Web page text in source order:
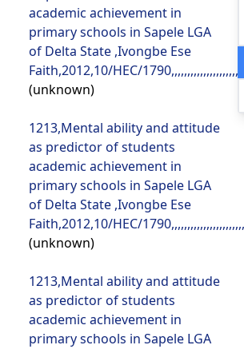
(unknown)
1213,Mental ability and attitude as predictor of students academic achievement in primary schools in Sapele LGA of Delta State ,Ivongbe Ese Faith,2012,10/HEC/1790,,,,,,,,,,,,,,,,,,,,,,,,,,,,,,,,,,,,,,,,,,,,,,,,,,,,,,,,,,,,,,,,,,,,,,,,,,,,,,,,,,,,,,,,,,,,,,,,,,,,,,,,,,,,,,,,,,,,,,,,,,,,,,,,,,,,,,,,,,,,,,,,,,,,,,,,,,,,,,,,,,,,,,,,,,,,,,,,,,,,,,,,,,,,,,,,,,,,,,,,,,,,,,,,,,,,,,,,,,,,,,,,,,,,,,,,,,,,,,,,,,,,,,,,,,,,,,,,,,,,,,,,,,,,,,,,,,,,,,,,,,,,,,,,,,,,,,,,,,,,,,,,,,,,,,,,,,,,,,,,,,,,,,,,,,,,,,,,,,,,,,,,,,,,,,,,,,,,,,,,,,,,,,,,,,,,,,,,,,,,,,,,,,,,,,,,,,,,,,,,,,,,,,,,,,,,,,,,,,,,,,,,,,,,,,,,,,,,,,,,,,,,,,,,,,,,,,,,,,,,,,,,,,,,,,,,,,,,,,,,,,,,,,,,,,,,,,,,,,,,,,,,,,,,,,,,,,,,,,,,,,,,,,,,,,,,,,,,,,,,,,,,,,,,,,,,,,,,,,,,,,,,,,,,,,,,,,,,,,,,,,,,,,,,,,,,,,,,,,,,,,,,,,,,,,,,,,,,,,,,,,,,,,,,,,,,,,,,,,,,,,,,,,,,,,,,,,,,,,,,,,,,,,,,,,,,,,,,,,,,,,,,,,,,,,,,,,,,,,,,,,,,,,,,,,,,,,,,,,,,,,,,,,,,,,,,,,,,,,,,,,,,,,,,,,,,,,,,,,,,,,,,,,,,,,,,,,,,,,,,,,,,,,,,,,,,,,,,,,,,,,,,,,,,,,,,,,,,,,,,,,,,,,,,,,,,,,,,,,,,,,,,,,,,,,,,,,,,,,,,,,,,,,,,,,,,,,,,,,,,,,,,,,,,,,,,,,,,,,,,,,,,,,,,,,,,,,,,,,,,,,,,,,,,,,,,,,,,,,,,,,,,,,,,,,,,,,,,,,,,,,,,,,,,,,,,,,,,,,,,,,,,,,,,,,,,,,,,,,,,,,,,,,,,,,,,,,,,,,,,,,,,,,,,,,,,,,,,,,,,,,,,,,,,,,,,,,,,,,,,,,,,,,,,,,,,,,,,,,,,,,,,,,,,,,,,,,,,,,,,,,,,,,,,,,,,,,,,,,,,,,,,,,,,,,,,,,,,,,,,,,,,,,,,,,,,,,,,,,,,,,,,,,,,,,,,,,,,,,,,,,,,,,,,,,,,,,,,,,,,,,,,,,,,,,,,,,,,,,,,,,,,,,,,,,,,,,,,,,,,,,,,,,,,,,,,,,,,,,,,,,,,,,,,,,,,,,,,,,,,,,,,,,,,,,,,,,,,,,,,,,,,,,,,,,,,,,,,,,,,,,,,,,,,,,,,,,,,,,,,,,,,,,,,,,,,,,,,,,,,,,,,,,,,,,,,,,,,,,,,,,,,,,,,,,,,,,,,,,,,,,,,,,,,,,,,,,,,,,,,,,,,,,,,,,,,,,,,,,,,,,,,,,,,,,,,,,,,,,,,,,,,,,,,,,,,,,,,,,,,,,,,,,,,,,,,,,,,,,,,,,,,,,,,,,,,,,,,,,,,,,,,,,,,,,,,,,,,,,,,,,,,,,,,,,,,,,,,,,,,,,,,,,,,,,,,,,,,,,,,,,,,,,,,,,,,,,,,,,,,,,,,,,,,,,,,,,,,,,,,,,,,,,,,,,,,,,,,,,,,,,,,,,,,,,,,,,,,,,,,,,,,,,,,,,,,,,,,,,,,,,,,,,,,,,,,,,,,,,,,,,,,,,,,,,,,,,,,,,,,,,,,,,,,,,,,,,,,,,,,,,,,,,,,,,,,,,,,,,,,,,,,,,,,,,,,,,,,,,,,,,,,,,,,,,,,,,,,,,,,,,,,,,,,,,,,,,,,,,,,,,,,,,,,,,,,,,,,,,,,,,,,,,,,,,,,,,,,,,,,,,,,,,,,,,,,,,,,,,,,,,,,,,,,,,,,,,,,,,,,,,,,,,,,,,,,,,,,,,,,,,,,,,,,,,,,,,,,,,,,,,,,,,,,,,,,,,,,,,,,,,,,,,,,,,,,,,,,,,,,,,,,,,,,,,,,,,,,,,,,,,,,,,,,,,,,,,,,,,,,,,,,,,,,,,,,,,,,,,,,,,,,,,,,,,,,,,,,,,,,,,,,,,,,,,,,,,,,,,,,,,,,,,,,,,,,,,,,,,,,,,,,,,,,,,,,,,,,,,,,,,,,,,,,,,,,,,,,,,,,,,,,,,,,,,,,,,,,,,,,,,,,,,,,,,,,,,,,,,,,,,,,,,,,,,,,,,,,,,,,,,,,,,,,,,,,,,,,,,,,,,,,,,,,,,,,,,,,,,,,,,,,,,,,,,,,,,,,,,,,,,,,,,,,,,,,,,,,,,,,,,,,,,,,,,,,,,,,,,,,,,,,,,,,,,,,,,,,,,,,,,,,,,,,,,,,,,,,,,,,,,,,,,,,,,,,,,,,,,,,,,,,,,,,,,,,,,,,,,,,,,,,,,,,,,,,,,,,,,,,,,,,,,,,,,,,,,,,,,,,,,,,,,,,,,,,,,,,,,,,,,,,,,,,,,,,,,,,,,,,,,,,,,,,,,,,,,,,,,,,,,,,,,,,,,,,,,,,,,,,,,,,,,,,,,,,,,,,,,,,,,,,,,,,,,,,,,,,,,,,,,,,,,,,,,,,,,,,,,,,,,,,,,,,,,,,,,,,,,,,,,,,,,,,,,,,,,,,,,,,,,,,,,,,,,,,,,,,,,,,,,,,,,,,,,,,,,,,,,,,,,,,,,,,,,,,,,,,,,,,,,,,,,,,,,,,,,,,,,,,,,,,,,,,,,,,,,,,,,,,,,,,,,,,,,,,,,,,,,,,,,,,,,,,,,,,,,,,,,,,,,,,,,,,,,,,,,,,,,,,,,,,,,,,,,,,,,,,,,,,,,,,,,,,,,,,,,,,,,,,,,,,,,,,,,,,,,,,,,,,,,,,,,,,,,,,,,,,,,,,,,,,,,,,,,,,,,,,,,,,,,,,,,,,,,,,,,,,,,,,,,,,,,,,,,,,,,,,,,,,,,,,,,,,,,,,,,,,,,,,,,,,,,,,,,,,,,,,,,,,,,,,,,,,,,,,,,,,,,,,,,,,,,,,,,,,,,,,,,,,,,,,,,,,,,,,,,,,,,,,,,,,,,,,,,,,,,,,,,,,,,,,,,,,,,,,,,,,,,,,,,,,,,,,,,,,,,,,,,,,,,,,,,,,,,,,,,,,,,,,,,,,,,,,,,,,,,,,,,,,,,,,,,,,,,,,,,,,,,,,,,,,,,,,,,,,,,,,,,,,,,,,,,,,,,,,,,,,,,,,,,,,,,,,,,,,,,,,,,,,,,,,,,,,,,,,,,,,,,,,,,,,,,,,,,,,,,,,,,,,,,,,,,,,,,,,,,,,,,,,,,,,,,,,,,,,,,,,,,,,,,,,,,,,,,,,,,,,,,,,,,,,,,,,,,,,,,,,,,,,,,,,,,,,,,,,,,,,,,,,,,,,,,,,,,,,,,,,,,,,,,,,,,,,,,,,,,,,,,,,,,,,,,,,,,,,,,,,,,,,,,,,,,,,,,,,,,,,,,,,,,,,,,,,,,,,,,,,,,,,,,,,,,,,,,,,,,,,,,,,,,,,,,,,,,,,,,,,,,,,,,,,,,,,,,,,,,,,,,,,,,,,,,,,,,,,,,,,,,,,,,,,,,,,,,,,,,,,,,,,,,,,,,,,,,,,,,,,,,,,,,,,,,,,,,,,,,,,,,,,,,,,,,,,,,,,,,,,,,,,,,,,,,,,,,,,,,,,,,,,,,,,,,,,,,,,,,,,,,,,,,,,,,,,,,,,,,,,,,,,,,,,,,,,,,,,,,,,,,,,,,,,,,,,,,,,,,,,,,,,,,,,,,,,,,,,,,,,,,,,,,,,,,,,,,,,,,,,,,,,,,,,,,,,,,,,,,,,,,,,,,,,,,,,,,,,,,,,,,,,,,,,,,,,,,,,,,,,,,,,,,,,,,,,,,,,,,,,,,,,,,,,,,,,,,,,,,,,,,,,,,,,,,,,,,,,,,,,,,,,,,,,,,,,,,,,,,,,,,,,,,,,,,,,,,,,,,,,,,,,,,,,,,,,,,,,,,,,,,,,,,,,,,,,,,,,,,,,,,,,,,,,,,,,,,,,,,,,,,,,,,,,,,,,,,,,,,,,,,,,,,,,,,,,,,,,,,,,,,,,,,,,,,,,,,,,,,,,,,,,,,,,,,,,,,,,,,,,,,,,,,,,,,,,,,,,,,,,,,,,,,,,,,,,,,,,,,,,,,,,,,,,,,,,,,,,,,,,,,,,,,,,,,,,,,,,,,,,,,,,,,,,,,,,,,,,,,,,,,,,,,,,,,,,,,,,,,,,,,,,,,,,,,,,,,,,,,,,,,,,,,,,,,,,,,,,,,,,,,,,,,,,,,,,,,,,,,,,,,,,,,,,,,,,,,,,,,,,,,,,,,,,,,,,,,,,,,,,,,,,,,,,,,,,,,,,,,,,,,,,,,,,,,,,,,,,,,,,,,,,,,,,,,,,,,,,,,,,,,,,,,,,,,,,,,,,,,,,,,,,,,,,,,,,,,,,,,,,,,,,,,,,,,,,,,,,,,,,,,,,,,,,,,,,,,,,,,,,,,,,,,,,,,,,,,,,,,,,,,,,,,,,,,,,,,,,,,,,,,,,,,,,,,,,,,,,,,,,,,,,,,,,,,,,,,,,,,,,,,,,,,,,,,,,,,,,,,,,,,,,,,,,,,,,,,,,,,,,,,,,,,,,,,,,,,,,,,,,,,,,,,,,,,,,,,,,,,,,,,,,,,,,,,,,,,,,,,,,,,,,,,,,,,,,,,,,,,,,,,,,,,,,,,,,,,,,,,,,,,,,,,,,,,,,,,,,,,,,,,,,,,,,,,,,,,,,,,,,,,,,,,,,,,,,,,,,,,,,,,,,,,,,,,,,,,,,,,,,,,,,,,,,,,,,,,,,,,,,,,,,,,,,,,,,,,,,,,,,,,,,,,,,,,,,,,,,,,,,,,,,,,,,,,,,,,,,,,,,,,,,,,,,,,,,,,,,,,,,,,,,,,,,,,,,,,,,,,,,,,,,,,,,,,,,,,,,,,,,,,,,,,,,,,,,,,,,,,,,,,,,,,,,,,,,,,,,,,,,,,,,,,,,,,,,,,,,,,,,,,,,,,,,,,,,,,,,,,,,,,,,,,,,,,,,,,,,,,,,,,,,,,,,,,,,,,,,,,,,,,,,,,,,,,,,,,,,,,,,,,,,,,,,,,,,,,,,,,,,,,,,,,,,,,,,,,,,,,,,,,,,,,,,,,,,,,,,,,,,,,,,,,,,,,,,,,,,,,,,,,,,,,,,,,,,,,,,,,,,,,,,,,,,,,,,,,,,,,,,,,,,,,,,,,,,,,,,,,,,,,,,,,,,,,,,,,,,,,,,,,,,,,,,,,,,,,,,,,,,,,,,,,,,,,,,,,,,,,,,,,,,,,,,,,,,,,,,,,,,,,,,,,,,,,,,,,,,,,,,,,,,,,,,,,,,,,,,,,,,,,,,,,,,,,,,,,,,,,,,,,,,,,,,,,,,,,,,,,,,,,,,,,,,,,,,,,,,,,,,,,,,,,,,,,,,,,,,,,,,,,,,,,,,,,,,,,,,,,,,,,,,,,,,,,,,,,,,,,,,,,,,,,,,,,,,,,,,,,,,,,,,,,,,,,,,,,,,,,,,,,,,,,,,,,,,,,,,,,,,,,,,,,,,,,,,,,,,,,,,,,,,,,,,,,,,,,,,,,,,,,,,,,,,,,,,,,,,,,,,,,,,,,,,,,,,,,,,,,,,,,,,,,,,,,,,,,,,,,,,,,,,,,,,,,,,,,,,,,,,,,,,,,,,,,,,,,,,,,,,,,,,,,,,,,,,,,,,,,,,,,,,,,,,,,,,,,,,,,,,,,,,,,,,,,,,,,,,,,,,,,,,,,,,,,,,,,,,,,,,,,,,,,,,,,,,,,,,,,,,,,,,,,,,,,,,,,,,,,,,,,,,,,,,,,,,,,,,,,,,,,,,,,,,,,,,,,,,,,,,,,,,,,,,,,,,,,,,,,,,,,,,,,,,,,,,,,,,,,,,,,,,,,,,,,,,,,,,,,,,,,,,,,,,,,,,,,,,,,,,,,,,,,,,,,,,,,,,,,,,,,,,,,,,,,,,,,,,,,,,,,,,,,,,,,,,,,,,,,,,,,,,,,,,,,,,,,,,,,,,,,,,,,,,,,,,,,,,,,,,,,,,,,,,,,,,,,,,,,,,,,,,,,,,,,,,,,,,,,,,,,,,,,,,,,,,,,,,,,,,,,,,,,,,,,,,,,,,,,,,,,,,,,,,,,,,,,,,,,,,,,,,,,,,,,,,,,,,,,,,,,,,,,,,,,,,,,,,,,,,,,,,,,,,,,,,,,,,,,,,,,,,,,,,,,,,,,,,,,,,,,,,,,,,,,,,,,,,,,,,,,,,,,,,,,,,,,,,,,,,,,,,,,,,,,,,,,,,,,,,,,,,,,,,,,,,,,,,,,,,,,,,,,,,,,,,,,,,,,,,,,,,,,,,,,,,,,,,,,,,,,,,,,,,,,,,,,,,,,,,,,,,,,,,,,,,,,,,,,,,,,,,,,,,,,,,,,,,,,,,,,,,,,,,,,,,,,,,,,,,,,,,,,,,,,,,,,,,,,,,,,,,,,,,,,,,,,,,,,,,,,,,,,,,,,,,,,,,,,,,,,,,,,,,,,,,,,,,,,,,,,,,,,,,,,,,,,,,,,,,,,,,,,,,,,,,,,,,,,,,,,,,,,,,,,,,,,,,,,,,,,,,,,,,,,,,,,,,,,,,,,,,,,,,,,,,,,,,,,,,,,,,,,,,,,,,,,,,,,,,,,,,,,,,,,,,,,,,,,,,,,,,,,,,,,,,,,,,,,,,,,,,,,,,,,,,,,,,,,,,,,,,,,,,,,,,,,,,,,,,,,,,,,,,,,,,,,,,,,,,,,,,,,,,,,,,,,,,,,,,,,,,,,,,,,,,,,,,,,,,,,,,,,,,,,,,,,,,,,,,,,,,,,,,,,,,,,,,,,,,,,,,,,,,,,,,,,,,,,,,,,,,,,,,,,,,,,,,,,,,,,,,,,,,,,,,,,,,,,,,,,,,,,,,,,,,,,,,,,,,,,,,,,,,,,,,,,,,,,,,,,,,,,,,,,,,,,,,,,,,,,,,,,,,,,,,,,,,,,,,,,,,,,,,,,,,,,,,,,,,,,,,,,,,,,,,,,,,,,,,,,,,,,,,,,,,,,,,,,,,,,,,,,,,,,,,,,,,,,,,,,,,,,,,,,,,,,,,,,,,,,,,,,,,,,,,,,,,,,,,,,,,,,,,,,,,,,,,,,,,,,,,,,,,,,,,,,,,,,,,,,,,,,,,,,,,,,,,,,,,,,,,,,,,,,,,,,,,,,,,,,,,,,,,,,,,,,,,,,,,,,,,,,,,,,,,,,,,,,,,,,,,,,,,,,,,,,,,,,,,,,,,,,,,,,,,,,,,,,,,,,,,,,,,,,,,,,,,,,,,,,,,,,,,,,,,,,,,,,,,,,,,,,,,,,,,,,,,,,,,,,,,,,,,,,,,,,,,,,,,,,,,,,,,,,,,,,,,,,,,,,,,,,,,,,,,,,,,,,,,,,,,,,,,,,,,,,,,,,,,,,,,,,,,,,,,,,,,,,,,,,,,,,,,,,,,,,,,,,,,,,,,,,,,,,,,,,,,,,,,,,,,,,,,,,,,,,,,,,,,,,,,,,,,,,,,,,,,,,,,,,,,,,,,,,,,,,,,,,,,,,,,,,,,,,,,,,,,,,,,,,,,,,,,,,,,,,,,,,,,,,,,,,,,,,,,,,,,,,,,,,,,,,,,,,,,,,,,,,,,,,,,,,,,,,,,,,,,,,,,,,,,,,,,,,,,,,,,,,,,,,,,,,,,,,,,,,,,,,,,,,,,,,,,,,,,,,,,,,,,,,,,,,,,,,,,,,,,,,,,,,,,,,,,,,,,,,,,,,,,,,,,,,,,,,,,,,,,,,,,,,,,,,,,,,,,,,,,,,,,,,,,,,,,,,,,,,,,,,,,,,,,,,,,,,,,,,,,,,,,,,,,,,,,,,,,,,,,,,,,,,,,,,,,,,,,,,,,,,,,,,,,,,,,,,,,,,,,,,,,,,,,,,,,,,,,,,,,,,,,,,,,,,,,,,,,,,,,,,,,,,,,,,,,,,,,,,,,,,,,,,,,,,,,,,,,,,,,,,,,,,,,,,,,,,,,,,,,,,,,,,,,,,,,,,,,,,,,,,,,,,,,,,,,,,,,,,,,,,,,,,,,,,,,,,,,,,,,,,,,,,,,,,,,,,,,,,,,,,,,,,,,,,,,,,,,,,,,,,,,,,,,,,,,,,,,,,,,,,,,,,,,,,,,,,,,,,,,,,,,,,,,,,,,,,,,,,,,,,,,,,,,,,,,,,,,,,,,,,,,,,,,,,,,,,,,,,,,,,,,,,,,,,,,,,,,,,,,,,,,,,,,,,,,,,,,,,,,,,,,,,,,,,,,,,,,,,,,,,,,,,,,,,,,,,,,,,,,,,,,,,,,,,,,,,,,,,,,,,,,,,,,,,,,,,,,,,,,,,,,,,,,,,,,,,,,,,,,,,,,,,,,,,,,,,,,,,,,,,,,,,,,,,,,,,,,,,,,,,,,,,,,,,,,,,,,,,,,,,,,,,,,,,,,,,,,,,,,,,,,,,,,,,,,,,,,,,,,,,,,,,,,,,,,,,,,,,,,,,,,,,,,,,,,,,,,,,,,,,,,,,,,,,,,,,,,,,,,,,,,,,,,,,,,,,,,,,,,,,,,,,,,,,,,,,,,,,,,,,,,,,,,,,,,,,,,,,,,,,,,,,,,,,,,,,,,,,,,,,,,,,,,,,,,,,,,,,,,,,,,,,,,,,,,,,,,,,,,,,,,,,,,,,,,,,,,,,,,,,,,,,,,,,,,,,,,,,,,,,,,,,,,,,,,,,,,,,,,,,,,,,,,,,,,,,,,,,,,,,,,,,,,,,,,,,,,,,,,,,,,,,,,,,,,,,,,,,,,,,,,,,,,,,,,,,,,,,,,,,,,,,,,,,,,,,,,,,,,,,,,,,,,,,,,,,,,,,,,,,,,,,,,,,,,,,,,,,,,,,,,,,,,,,,,,,,,,,,,,,,,,,,,,,,,,,,,,,,,,,,,,,,,,,,,,,,,,,,,,,,,,,,,,,,,,,,,,,,,,,,,,,,,,,,,,,,,,,,,,,,,,,,,,,,,,,,,,,,,,,,,,,,,,,,,,,,,,,,,,,,,,,,,,,,,,,,,,,,,,,,,,,,,,,,,,,,,,,,,,,,,,,,,,,,,,,,,,,,,,,,,,,,,,,,,,,,,,,,,,,,,,,,,,,,,,,,,,,,,,,,,,,,,,,,,,,,,,,,,,,,,,,,,,,,,,,,,,,,,,,,,,,,,,,,,,,,,,,,,,,,,,,,,,,,,,,,,,,,,,,,,,,,,,,,,,,,,,,,,,,,,,,,,,,,,,,,,,,,,,,,,,,,,,,,,,,,,,,,,,,,,,,,,,,,,,,,,,,,,,,,,,,,,,,,,,,,,,,,,,,,,,,,,,,,,,,,,,,,,,,,,,,,,,,,,,,,,,,,,,,,,,,,,,,,,,,,,,,,,,,,,,,,,,,,,,,,,,,,,,,,,,,,,,,,,,,,,,,,,,,,,,,,,,,,,,,,,,,,,,,,,,,,,,,,,,,,,,,,,,,,,,,,,,,,,,,,,,,,,,,,,,,,,,,,,,,,,,,,,,,,,,,,,,,,,,,,,,,,,,,,,,,,,,,,,,,,,,,,,,,,,,,,,,,,,,,,,,,,,,,,,,,,,,,,,,,,,,,,,,,,,,,,,,,,,,,,,,,,,,,,,,,,,,,,,,,,,,,,,,,,,,,,,,,,,,,,,,,,,,,,,,,,,,,,,,,,,,,,,,,,,,,,,,,,,,,,,,,,,,,,,,,,,,,,,,,,,,,,,,,,,,,,,,,,,,,,,,,,,,,,,,,,,,,,,,,,,,,,,,,,,,,,,,,,,,,,,,,,,,,,,,,,,,,,,,,,,,,,,,,,,,,,,,,,,,,,,,,,,,,,,,,,,,,,,,,,,,,,,,,,,,,,,,,,,,,,,,,,,,,,,,,,,,,,,,,,,,,,,,,,,,,,,,,,,,,,,,,,,,,,,,,,,,,,,,,,,,,,,,,,,,,,,,,,,,,,,,,,,,,,,,,,,,,,,,,,,,,,,,,,,,,,,,,,,,,,,,,,,,,,,,,,,,,,,,,,,,,,,,,,,,,,,,,,,,,,,,,,,,,,,,,,,,,,,,,,,,,,,,,,,,,,,,,,,,,,,,,,,,,,,,,,,,,,,,,,,,,,,,,,,,,,,,,,,,,,,,,,,,,,,,,,,,,,,,,,,,,,,,,,,,,,,,,,,,,,,,,,,,,,,,,,,,,,,,,,,,,,,,,,,,,,,,,,,,,,,,,,,,,,,,,
(unknown)
1213,Mental ability and attitude as predictor of students academic achievement in primary schools in Sapele LGA of Delta State ,Ivongbe Ese Faith,2012,10/HEC/1790,,,,,,,,,,,,,,,,,,,,,,,,,,,,,,,,,,,,,,,,,,,,,,,,,,,,,,,,,,,,,,,,,,,,,,,,,,,,,,,,,,,,,,,,,,,,,,,,,,,,,,,,,,,,,,,,,,,,,,,,,,,,,,,,,,,,,,,,,,,,,,,,,,,,,,,,,,,,,,,,,,,,,,,,,,,,,,,,,,,,,,,,,,,,,,,,,,,,,,,,,,,,,,,,,,,,,,,,,,,,,,,,,,,,,,,,,,,,,,,,,,,,,,,,,,,,,,,,,,,,,,,,,,,,,,,,,,,,,,,,,,,,,,,,,,,,,,,,,,,,,,,,,,,,,,,,,,,,,,,,,,,,,,,,,,,,,,,,,,,,,,,,,,,,,,,,,,,,,,,,,,,,,,,,,,,,,,,,,,,,,,,,,,,,,,,,,,,,,,,,,,,,,,,,,,,,,,,,,,,,,,,,,,,,,,,,,,,,,,,,,,,,,,,,,,,,,,,,,,,,,,,,,,,,,,,,,,,,,,,,,,,,,,,,,,,,,,,,,,,,,,,,,,,,,,,,,,,,,,,,,,,,,,,,,,,,,,,,,,,,,,,,,,,,,,,,,,,,,,,,,,,,,,,,,,,,,,,,,,,,,,,,,,,,,,,,,,,,,,,,,,,,,,,,,,,,,,,,,,,,,,,,,,,,,,,,,,,,,,,,,,,,,,,,,,,,,,,,,,,,,,,,,,,,,,,,,,,,,,,,,,,,,,,,,,,,,,,,,,,,,,,,,,,,,,,,,,,,,,,,,,,,,,,,,,,,,,,,,,,,,,,,,,,,,,,,,,,,,,,,,,,,,,,,,,,,,,,,,,,,,,,,,,,,,,,,,,,,,,,,,,,,,,,,,,,,,,,,,,,,,,,,,,,,,,,,,,,,,,,,,,,,,,,,,,,,,,,,,,,,,,,,,,,,,,,,,,,,,,,,,,,,,,,,,,,,,,,,,,,,,,,,,,,,,,,,,,,,,,,,,,,,,,,,,,,,,,,,,,,,,,,,,,,,,,,,,,,,,,,,,,,,,,,,,,,,,,,,,,,,,,,,,,,,,,,,,,,,,,,,,,,,,,,,,,,,,,,,,,,,,,,,,,,,,,,,,,,,,,,,,,,,,,,,,,,,,,,,,,,,,,,,,,,,,,,,,,,,,,,,,,,,,,,,,,,,,,,,,,,,,,,,,,,,,,,,,,,,,,,,,,,,,,,,,,,,,,,,,,,,,,,,,,,,,,,,,,,,,,,,,,,,,,,,,,,,,,,,,,,,,,,,,,,,,,,,,,,,,,,,,,,,,,,,,,,,,,,,,,,,,,,,,,,,,,,,,,,,,,,,,,,,,,,,,,,,,,,,,,,,,,,,,,,,,,,,,,,,,,,,,,,,,,,,,,,,,,,,,,,,,,,,,,,,,,,,,,,,,,,,,,,,,,,,,,,,,,,,,,,,,,,,,,,,,,,,,,,,,,,,,,,,,,,,,,,,,,,,,,,,,,,,,,,,,,,,,,,,,,,,,,,,,,,,,,,,,,,,,,,,,,,,,,,,,,,,,,,,,,,,,,,,,,,,,,,,,,,,,,,,,,,,,,,,,,,,,,,,,,,,,,,,,,,,,,,,,,,,,,,,,,,,,,,,,,,,,,,,,,,,,,,,,,,,,,,,,,,,,,,,,,,,,,,,,,,,,,,,,,,,,,,,,,,,,,,,,,,,,,,,,,,,,,,,,,,,,,,,,,,,,,,,,,,,,,,,,,,,,,,,,,,,,,,,,,,,,,,,,,,,,,,,,,,,,,,,,,,,,,,,,,,,,,,,,,,,,,,,,,,,,,,,,,,,,,,,,,,,,,,,,,,,,,,,,,,,,,,,,,,,,,,,,,,,,,,,,,,,,,,,,,,,,,,,,,,,,,,,,,,,,,,,,,,,,,,,,,,,,,,,,,,,,,,,,,,,,,,,,,,,,,,,,,,,,,,,,,,,,,,,,,,,,,,,,,,,,,,,,,,,,,,,,,,,,,,,,,,,,,,,,,,,,,,,,,,,,,,,,,,,,,,,,,,,,,,,,,,,,,,,,,,,,,,,,,,,,,,,,,,,,,,,,,,,,,,,,,,,,,,,,,,,,,,,,,,,,,,,,,,,,,,,,,,,,,,,,,,,,,,,,,,,,,,,,,,,,,,,,,,,,,,,,,,,,,,,,,,,,,,,,,,,,,,,,,,,,,,,,,,,,,,,,,,,,,,,,,,,,,,,,,,,,,,,,,,,,,,,,,,,,,,,,,,,,,,,,,,,,,,,,,,,,,,,,,,,,,,,,,,,,,,,,,,,,,,,,,,,,,,,,,,,,,,,,,,,,,,,,,,,,,,,,,,,,,,,,,,,,,,,,,,,,,,,,,,,,,,,,,,,,,,,,,,,,,,,,,,,,,,,,,,,,,,,,,,,,,,,,,,,,,,,,,,,,,,,,,,,,,,,,,,,,,,,,,,,,,,,,,,,,,,,,,,,,,,,,,,,,,,,,,,,,,,,,,,,,,,,,,,,,,,,,,,,,,,,,,,,,,,,,,,,,,,,,,,,,,,,,,,,,,,,,,,,,,,,,,,,,,,,,,,,,,,,,,,,,,,,,,,,,,,,,,,,,,,,,,,,,,,,,,,,,,,,,,,,,,,,,,,,,,,,,,,,,,,,,,,,,,,,,,,,,,,,,,,,,,,,,,,,,,,,,,,,,,,,,,,,,,,,,,,,,,,,,,,,,,,,,,,,,,,,,,,,,,,,,,,,,,,,,,,,,,,,,,,,,,,,,,,,,,,,,,,,,,,,,,,,,,,,,,,,,,,,,,,,,,,,,,,,,,,,,,,,,,,,,,,,,,,,,,,,,,,,,,,,,,,,,,,,,,,,,,,,,,,,,,,,,,,,,,,,,,,,,,,,,,,,,,,,,,,,,,,,,,,,,,,,,,,,,,,,,,,,,,,,,,,,,,,,,,,,,,,,,,,,,,,,,,,,,,,,,,,,,,,,,,,,,,,,,,,,,,,,,,,,,,,,,,,,,,,,,,,,,,,,,,,,,,,,,,,,,,,,,,,,,,,,,,,,,,,,,,,,,,,,,,,,,,,,,,,,,,,,,,,,,,,,,,,,,,,,,,,,,,,,,,,,,,,,,,,,,,,,,,,,,,,,,,,,,,,,,,,,,,,,,,,,,,,,,,,,,,,,,,,,,,,,,,,,,,,,,,,,,,,,,,,,,,,,,,,,,,,,,,,,,,,,,,,,,,,,,,,,,,,,,,,,,,,,,,,,,,,,,,,,,,,,,,,,,,,,,,,,,,,,,,,,,,,,,,,,,,,,,,,,,,,,,,,,,,,,,,,,,,,,,,,,,,,,,,,,,,,,,,,,,,,,,,,,,,,,,,,,,,,,,,,,,,,,,,,,,,,,,,,,,,,,,,,,,,,,,,,,,,,,,,,,,,,,,,,,,,,,,,,,,,,,,,,,,,,,,,,,,,,,,,,,,,,,,,,,,,,,,,,,,,,,,,,,,,,,,,,,,,,,,,,,,,,,,,,,,,,,,,,,,,,,,,,,,,,,,,,,,,,,,,,,,,,,,,,,,,,,,,,,,,,,,,,,,,,,,,,,,,,,,,,,,,,,,,,,,,,,,,,,,,,,,,,,,,,,,,,,,,,,,,,,,,,,,,,,,,,,,,,,,,,,,,,,,,,,,,,,,,,,,,,,,,,,,,,,,,,,,,,,,,,,,,,,,,,,,,,,,,,,,,,,,,,,,,,,,,,,,,,,,,,,,,,,,,,,,,,,,,,,,,,,,,,,,,,,,,,,,,,,,,,,,,,,,,,,,,,,,,,,,,,,,,,,,,,,,,,,,,,,,,,,,,,,,,,,,,,,,,,,,,,,,,,,,,,,,,,,,,,,,,,,,,,,,,,,,,,,,,,,,,,,,,,,,,,,,,,,,,,,,,,,,,,,,,,,,,,,,,,,,,,,,,,,,,,,,,,,,,,,,,,,,,,,,,,,,,,,,,,,,,,,,,,,,,,,,,,,,,,,,,,,,,,,,,,,,,,,,,,,,,,,,,,,,,,,,,,,,,,,,,,,,,,,,,,,,,,,,,,,,,,,,,,,,,,,,,,,,,,,,,,,,,,,,,,,,,,,,,,,,,,,,,,,,,,,,,,,,,,,,,,,,,,,,,,,,,,,,,,,,,,,,,,,,,,,,,,,,,,,,,,,,,,,,,,,,,,,,,,,,,,,,,,,,,,,,,,,,,,,,,,,,,,,,,,,,,,,,,,,,,,,,,,,,,,,,,,,,,,,,,,,,,,,,,,,,,,,,,,,,,,,,,,,,,,,,,,,,,,,,,,,,,,,,,,,,,,,,,,,,,,,,,,,,,,,,,,,,,,,,,,,,,,,,,,,,,,,,,,,,,,,,,,,,,,,,,,,,,,,,,,,,,,,,,,,,,,,,,,,,,,,,,,,,,,,,,,,,,,,,,,,,,,,,,,,,,,,,,,,,,,,,,,,,,,,,,,,,,,,,,,,,,,,,,,,,,,,,,,,,,,,,,,,,,,,,,,,,,,,,,,,,,,,,,,,,,,,,,,,,,,,,,,,,,,,,,,,,,,,,,,,,,,,,,,,,,,,,,,,,,,,,,,,,,,,,,,,,,,,,,,,,,,,,,,,,,,,,,,,,,,,,,,,,,,,,,,,,,,,,,,,,,,,,,,,,,,,,,,,,,,,,,,,,,,,,,,,,,,,,,,,,,,,,,,,,,,,,,,,,,,,,,,,,,,,,,,,,,,,,,,,,,,,,,,,,,,,,,,,,,,,,,,,,,,,,,,,,,,,,,,,,,,,,,,,,,,,,,,,,,,,,,,,,,,,,,,,,,,,,,,,,,,,,,,,,,,,,,,,,,,,,,,,,,,,,,,,,,,,,,,,,,,,,,,,,,,,,,,,,,,,,,,,,,,,,,,,,,,,,,,,,,,,,,,,,,,,,,,,,,,,,,,,,,,,,,,,,,,,,,,,,,,,,,,,,,,,,,,,,,,,,,,,,,,,,,,,,,,,,,,,,,,,,,,,,,,,,,,,,,,,,,,,,,,,,,,,,,,,,,,,,,,,,,,,,,,,,,,,,,,,,,,,,,,,,,,,,,,,,,,,,,,,,,,,,,,,,,,,,,,,,,,,,,,,,,,,,,,,,,,,,,,,,,,,,,,,,,,,,,,,,,,,,,,,,,,,,,,,,,,,,,,,,,,,,,,,,,,,,,,,,,,,,,,,,,,,,,,,,,,,,,,,,,,,,,,,,,,,,,,,,,,,,,,,,,,,,,,,,,,,,,,,,,,,,,,,,,,,,,,,,,,,,,,,,,,,,,,,,,,,,,,,,,,,,,,,,,,,,,,,,,,,,,,,,,,,,,,,,,,,,,,,,,,,,,,,,,,,,,,,,,,,,,,,,,,,,,,,,,,,,,,,,,,,,,,,,,,,,,,,,,,,,,,,,,,,,,,,,,,,,,,,,,,,,,,,,,,,,,,,,,,,,,,,,,,,,,,,,,,,,,,,,,,,,,,,,,,,,,,,,,,,,,,,,,,,,,,,,,,,,,,,,,,,,,,,,,,,,,,,,,,,,,,,,,,,,,,,,,,,,,,,,,,,,,,,,,,,,,,,,,,,,,,,,,,,,,,,,,,,,,,,,,,,,,,,,,,,,,,,,,,,,,,,,,,,,,,,,,,,,,,,,,,,,,,,,,,,,,,,,,,,,,,,,,,,,,,,,,,,,,,,,,,,,,,,,,,,,,,,,,,,,,,,,,,,,,,,,,,,,,,,,,,,,,,,,,,,,,,,,,,,,,,,,,,,,,,,,,,,,,,,,,,,,,,,,,,,,,,,,,,,,,,,,,,,,,,,,,,,,,,,,,,,,,,,,,,,,,,,,,,,,,,,,,,,,,,,,,,,,,,,,,,,,,,,,,,,,,,,,,,,,,,,,,,,,,,,,,,,,,,,,,,,,,,,,,,,,,,,,,,,,,,,,,,,,,,,,,,,,,,,,,,,,,,,,,,,,,,,,,,,,,,,,,,,,,,,,,,,,,,,,,,,,,,,,,,,,,,,,,,,,,,,,,,,,,,,,,,,,,,,,,,,,,,,,,,,,,,,,,,,,,,,,,,,,,,,,,,,,,,,,,,,,,,,,,,,,,,,,,,,,,,,,,,,,,,,,,,,,,,,,,,,,,,,,,,,,,,,,,,,,,,,,,,,,,,,,,,,,,,,,,,,,,,,,,,,,,,,,,,,,,,,,,,,,,,,,,,,,,,,,,,,,,,,,,,,,,,,,,,,,,,,,,,,,,,,,,,,,,,,,,,,,,,,,,,,,,,,,,,,,,,,,,,,,,,,,,,,,,,,,,,,,,,,,,,,,,,,,,,,,,,,,,,,,,,,,,,,,,,,,,,,,,,,,,,,,,,,,,,,,,,,,,,,,,,,,,,,,,,,,,,,,,,,,,,,,,,,,,,,,,,,,,,,,,,,,,,,,,,,,,,,,,,,,,,,,,,,,,,,,,,,,,,,,,,,,,,,,,,,,,,,,,,,,,,,,,,,,,,,,,,,,,,,,,,,,,,,,,,,,,,,,,,,,,,,,,,,,,,,,,,,,,,,,,,,,,,,,,,,,,,,,,,,,,,,,,,,,,,,,,,,,,,,,,,,,,,,,,,,,,,,,,,,,,,,,,,,,,,,,,,,,,,,,,,,,,,,,,,,,,,,,,,,,,,,,,,,,,,,,,,,,,,,,,,,,,,,,,,,,,,,,,,,,,,,,,,,,,,,,,,,,,,,,,,,,,,,,,,,,,,,,,,,,,,,,,,,,,,,,,,,,,,,,,,,,,,,,,,,,,,,,,,,,,,,,,,,,,,,,,,,,,,,,,,,,,,,,,,,,,,,,,,,,,,,,,,,,,,,,,,,,,,,,,,,,,,,,,,,,,,,,,,,,,,,,,,,,,,,,,,,,,,,,,,,,,,,,,,,,,,,,,,,,,,,,,,,,,,,,,,,,,,,,,,,,,,,,,,,,,,,,,,,,,,,,,,,,,,,,,,,,,,,,,,,,,,,,,,,,,,,,,,,,,,,,,,,,,,,,,,,,,,,,,,,,,,,,,,,,,,,,,,,,,,,,,,,,,,,,,,,,,,,,,,,,,,,,,,,,,,,,,,,,,,,,,,,,,,,,,,,,,,,,,,,,,,,,,,,,,,,,,,,,,,,,,,,,,,,,,,,,,,,,,,,,,,,,,,,,,,,,,,,,,,,,,,,,,,,,,,,,,,,,,,,,,,,,,,,,,,,,,,,,,,,,,,,,,,,,,,,,,,,,,,,,,,,,,,,,,,,,,,,,,,,,,,,,,,,,,,,,,,,,,,,,,,,,,,,,,,,,,,,,,,,,,,,,,,,,,,,,,,,,,,,,,,,,,,,,,,,,,,,,,,,,,,,,,,,,,,,,,,,,,,,,,,,,,,,,,,,,,,,,,,,,,,,,,,,,,,,,,,,,,,,,,,,,,,,,,,,,,,,,,,,,,,,,,,,,,,,,,,,,,,,,,,,,,,,,,,,,,,,,,,,,,,,,,,,,,,,,,,,,,,,,,,,,,,,,,,,,,,,,,,,,,,,,,,,,,,,,,,,,,,,,,,,,,,,,,,,,,,,,,,,,,,,,,,,,,,,,,,,,,,,,,,,,,,,,,,,,,,,,,,,,,,,,,,,,,,,,,,,,,,,,,,,,,,,,,,,,,,,,,,,,,,,,,,,,,,,,,,,,,,,,,,,,,,,,,,,,,,,,,,,,,,,,,,,,,,,,,,,,,,,,,,,,,,,,,,,,,,,,,,,,,,,,,,,,,,,,,,,,,,,,,,,,,,,,,,,,,,,,,,,,,,,,,,,,,,,,,,,,,,,,,,,,,,,,,,,,,,,,,,,,,,,,,,,,,,,,,,,,,,,,,,,,,,,,,,,,,,,,,,,,,,,,,,,,,,,,,,,,,,,,,,,,,,,,,,,,,,,,,,,,,,,,,,,,,,,,,,,,,,,,,,,,,,,,,,,,,,,,,,,,,,,,,,,,,,,,,,,,,,,,,,,,,,,,,,,,,,,,,,,,,,,,,,,,,,,,,,,,,,,,,,,,,,,,,,,,,,,,,,,,,,,,,,,,,,,,,,,,,,,,,,,,,,,,,,,,,,,,,,,,,,,,,,,,,,,,,,,,,,,,,,,,,,,,,,,,,,,,,,,,,,,,,,,,,,,,,,,,,,,,,,,,,,,,,,,,,,,,,,,,,,,,,,,,,,,,,,,,,,,,,,,,,,,,,,,,,,,,,,,,,,,,,,,,,,,,,,,,,,,,,,,,,,,,,,,,,,,,,,,,,,,,,,,,,,,,,,,,,,,,,,,,,,,,,,,,,,,,,,,,,,,,,,,,,,,,,,,,,,,,,,,,,,,,,,,,,,,,,,,,,,,,,,,,,,,,,,,,,,,,,,,,,,,,,,,,,,,,,,,,,,,,,,,,,,,,,,,,,,,,,,,,,,,,,,,,,,,,,,,,,,,,,,,,,,,,,,,,,,,,,,,,,,,,,,,,,,,,,,,,,,,,,,,,,,,,,,,,,,,,,,,,,,,,,,,,,,,,,,,,,,,,,,,,,,,,,,,,,,,,,,,,,,,,,,,,,,,,,,,,,,,,,,,,,,,,,,,,,,,,,,,,,,,,,,,,,,,,,,,,,,,,,,,,,,,,,,,,,,,,,,,,,,,,,,,,,,,,,,,,,,,,,,,,,,,,,,,,,,,,,,,,,,,,,,,,,,,,,,,,,,,,,,,,,,,,,,,,,,,,,,,,,,,,,,,,,,,,,,,,,,,,,,,,,,,,,,,,,,,,,,,,,,,,,,,,,,,,,,,,,,,,,,,,,,,,,,,,,,,,,,,,,,,,,,,,,,,,,,,,,,,,,,,,,,,,,,,,,,,,,,,,,,,,,,,,,,,,,,,,,,,,,,,,,,,,,,,,,,,,,,,,,,,,,,,,,,,,,,,,,,,,,,,,,,,,,,,,,,,,,,,,,,,,,,,,,,,,,,,,,,,,,,,,,,,,,,,,,,,,,,,,,,,,,,,,,,,,,,,,,,,,,,,,,,,,,,,,,,,,,,,,,,,,,,,,,,,,,,,,,,,,,,,,,,,,,,,,,,,,,,,,,,,,,,,,,,,,,,,,,,,,,,,,,,,,,,,,,,,,,,,,,,,,,,,,,,,,,,,,,,,,,,,,,,,,,,,,,,,,,,,,,,,,,,,,,,,,,,,,,,,,,,,,,,,,,,,,,,,,,,,,,,,,,,,,,,,,,,,,,,,,,,,,,,,,,,,,,,,,,,,,,,,,,,,,,,,,,,,,,,,,,,,,,,,,,,,,,,,,,,,,,,,,,,,,,,,,,,,,,,,,,,,,,,,,,,,,,,,,,,,,,,,,,,,,,,,,,,,,,,,,,,,,,,,,,,,,,,,,,,,,,,,,,,,,,,,,,,,,,,,,,,,,,,,,,,,,,,,,,,,,,,,,,,,,,,,,,,,,,,,,,,,,,,,,,,,,,,,,,,,,,,,,,,,,,,,,,,,,,,,,,,,,,,,,,,,,,,,,,,,,,,,,,,,,,,,,,,,,,,,,,,,,,,,,,,,,,,,,,,,,,,,,,,,,,,,,,,,,,,,,,,,,,,,,,,,,,,,,,,,,,,,,,,,,,,,,,,,,,,,,,,,,,,,,,,,,,,,,,,,,,,,,,,,,,,,,,,,,,,,,,,,,,,,,,,,,,,,,,,,,,,,,,,,,,,,,,,,,,,,,,,,,,,,,,,,,,,,,,,,,,,,,,,,,,,,,,,,,,,,,,,,,,,,,,,,,,,,,,,,,,,,,,,,,,,,,,,,,,,,,,,,,,,,,,,,,,,,,,,,,,,,,,,,,,,,,,,,,,,,,,,,,,,,,,,,,,,,,,,,,,,,,,,,,,,,,,,,,,,,,,,,,,,,,,,,,,,,,,,,,,,,,,,,,,,,,,,,,,,,,,,,,,,,,,,,,,,,,,,,,,,,,,,,,,,,,,,,,,,,,,,,,,,,,,,,,,,,,,,,,,,,,,,,,,,,,,,,,,,,,,,,,,,,,,,,,,,,,,,,,,,,,,,,,,,,,,,,,,,,,,,,,,,,,,,,,,,,,,,,,,,,,,,,,,,,,,,,,,,,,,,,,,,,,,,,,,,,,,,,,,,,,,,,,,,,,,,,,,,,,,,,,,,,,,,,,,,,,,,,,,,,,,,,,,,,,,,,,,,,,,,,,,,,,,,,,,,,,,,,,,,,,,,,,,,,,,,,,,,,,,,,,,,,,,,,,,,,,,,,,,,,,,,,,,,,,,,,,,,,,,,,,,,,,,,,,,,,,,,,,,,,,,,,,,,,,,,,,,,,,,,,,,,,,,,,,,,,,,,,,,,,,,,,,,,,,,,,,,,,,,,,,,,,,,,,,,,,,,,,,,,,,,,,,,,,,,,,,,,,,,,,,,,,,,,,,,,,,,,,,,,,,,,,,,,,,,,,,,,,,,,,,,,,,,,,,,,,,,,,,,,,,,,,,,,,,,,,,,,,,,,,,,,,,,,,,,,,,,,,,,,,,,,,,,,,,,,,,,,,,,,,,,,,,,,,,,,,,,,,,,,,,,,,,,,,,,,,,,,,,,,,,,,,,,,,,,,,,,,,,,,,,,,,,,,,,,,,,,,,,,,,,,,,,,,,,,,,,,,,,,,,,,,,,,,,,,,,,,,,,,